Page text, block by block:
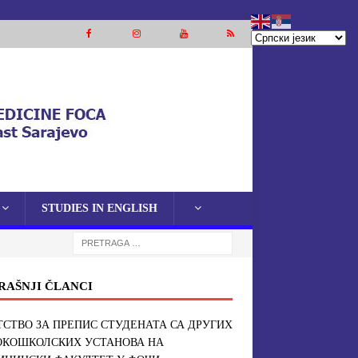
STUDIES IN ENGLISH
ČLANCI
ЗА ПРЕПИС СТУДЕНАТА СА ДРУГИХ
УСТАНОВА НА